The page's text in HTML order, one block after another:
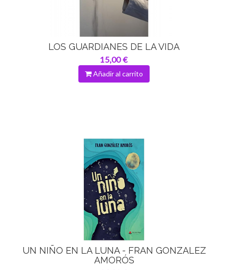
LOS GUARDIANES DE LA VIDA
15,00 €
Añadir al carrito
UN NIÑO EN LA LUNA - FRAN GONZALEZ
AMORÓS